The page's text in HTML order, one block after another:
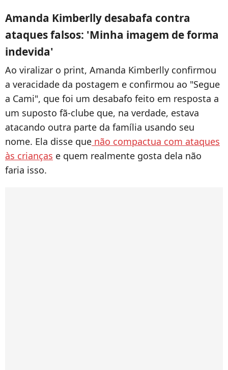
Amanda Kimberlly desabafa contra
ataques falsos: 'Minha imagem de forma
indevida'
Ao viralizar o print, Amanda Kimberlly confirmou
a veracidade da postagem e confirmou ao "Segue
a Cami", que foi um desabafo feito em resposta a
um suposto fã-clube que, na verdade, estava
atacando outra parte da família usando seu
nome. Ela disse que não compactua com ataques
às crianças e quem realmente gosta dela não
faria isso.